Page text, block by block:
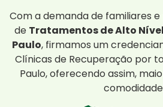
Com a demanda de familiares
de Tratamentos de Alto
Paulo, firmamos um
Clínicas de Recuperação por
Paulo, oferecendo assim,